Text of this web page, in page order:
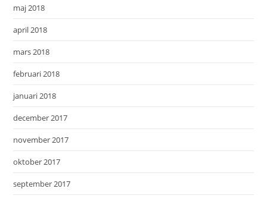
maj 2018
april 2018
mars 2018
februari 2018
januari 2018
december 2017
november 2017
oktober 2017
september 2017